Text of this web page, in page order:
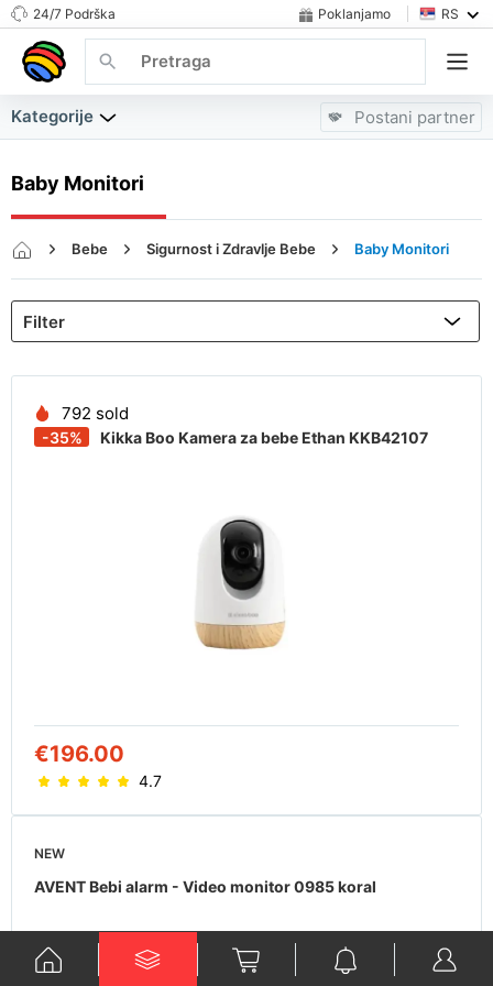
24/7 Podrška Poklanjamo RS
Kategorije Postani partner
Baby Monitori
Bebe Sigurnost i Zdravlje Bebe Baby Monitori
792 sold
-35% Kikka Boo Kamera za bebe Ethan KKB42107
€196.00
4.7
NEW
AVENT Bebi alarm - Video monitor 0985 koral